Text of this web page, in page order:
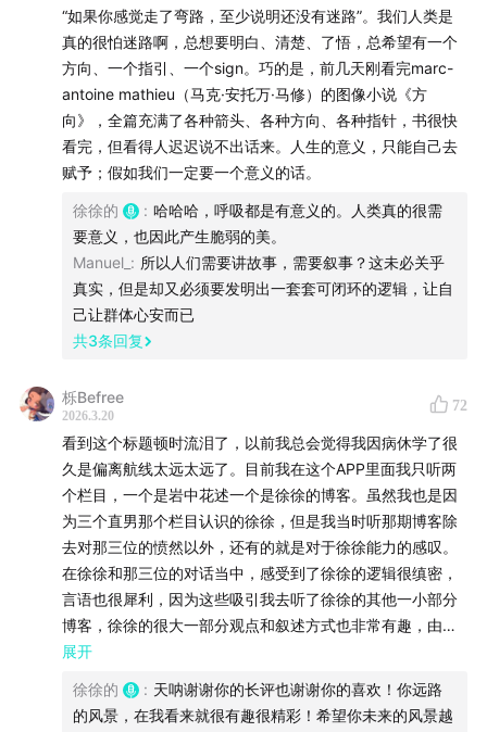
大家好，欢迎来到《徐徐的》播客。
“徐徐的”不管在中文还是日语里，都是“迟缓、缓慢”的意
节奏慢一点，也更安稳、宽舒一点。这也是我现在想过的
这里没有什么了不起的主题，就是一些慢慢的闲聊和人文
也欢迎你关注我，更欢迎你在评论区留下你的想法。
我知道自己的世界很小，所以很想听到不同的声音——
的。
欢迎你和我一起“徐徐的”看这个奇妙的世界。
一切吃的喝的皆为浮云，大家听过忘过就好。
BGM
dazeychain - Get Us Back Again (Instrumental
Version)
ーーーーーーーーーーーーー
“如果你感觉走了弯路，至少说明还没有迷路”。我们人类是
真的很怕迷路啊，总想要明白、清楚、了悟，总希望有一个
方向、一个指引、一个sign。巧的是，前几天刚看完marc-
antoine mathieu（马克·安托万·马修）的图像小说《方
向》，全篇充满了各种箭头、各种方向、各种指针，书很快
看完，但看得人迟迟说不出话来。人生的意义，只能自己去
赋予；假如我们一定要一个意义的话。
徐徐的 : 哈哈哈，呼吸都是有意义的。人类真的很需
要意义，也因此产生脆弱的美。
Manuel_ : 所以人们需要讲故事，需要叙事？这未必关乎
真实，但是却又必须要发明出一套套可闭环的逻辑，让自
己让群体心安而已
共3条回复
栎Befree
2026.3.20
72
看到这个标题顿时流泪了，以前我总会觉得我因病休学了很
久是偏离航线太远太远了。目前我在这个APP里面我只听两
个栏目，一个是岩中花述一个是徐徐的博客。虽然我也是因
为三个直男那个栏目认识的徐徐，但是我当时听那期博客除
去对那三位的愤然以外，还有的就是对于徐徐能力的感叹。
在徐徐和那三位的对话当中，感受到了徐徐的逻辑很缜密，
言语也很犀利，因为这些吸引我去听了徐徐的其他一小部分
博客，徐徐的很大一部分观点和叙述方式也非常有趣，由于
我还病着，个人精力并不是特别好，但是听徐徐的博客不会
博客，我觉得艺术也许就是能尽自己所能，让看到这些作品
展开
徐徐的 : 天呐谢谢你的长评也谢谢你的喜欢！你远路
的风景，在我看来就很有趣很精彩！希望你未来的风景越